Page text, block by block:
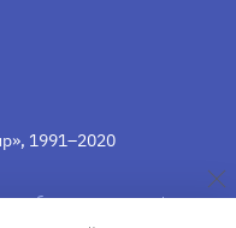
1991–2020
по надзору в сфере
и массовых